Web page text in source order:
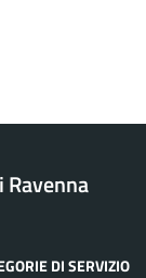
Ravenna
DI SERVIZIO